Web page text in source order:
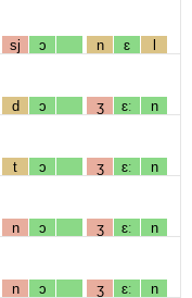
sj ɔ n ɛ l
d ɔ ʒ ɛː n
t ɔ ʒ ɛː n
n ɔ ʒ ɛː n
n ɔ ʒ ɛː n